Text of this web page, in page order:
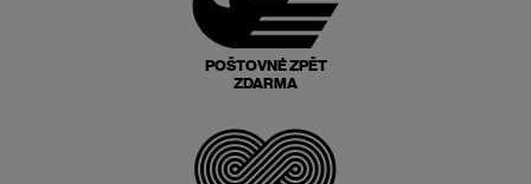
POŠTOVNÉ ZPĚT
ZDARMA